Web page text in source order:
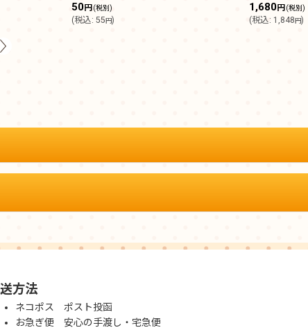
50円 (税別)
(税込: 55円)
1,680円 (税別)
(税込: 1,848円)
方法
ネコポス ポスト投函
お急ぎ便 安心の手渡し・宅急便